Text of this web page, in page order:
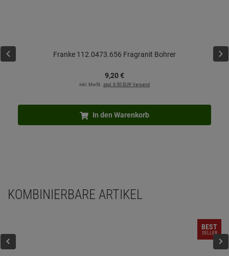
Franke 112.0473.656 Fragranit Bohrer
9,20€
inkl. MwSt. zzgl. 6.50 EUR Versand
In den Warenkorb
KOMBINIERBARE ARTIKEL
BEST
SELLER